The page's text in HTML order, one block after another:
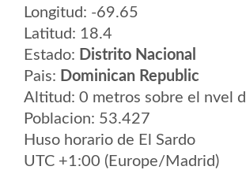
Longitud: -69.65
Latitud: 18.4
Estado: Distrito Nacional
Pais: Dominican Republic
Altitud: 0 metros sobre el nvel
Poblacion: 53.427
Huso horario de El Sardo
UTC +1:00 (Europe/Madrid)